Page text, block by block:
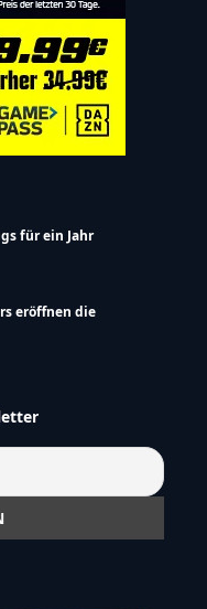
für ein Jahr
eröffnen die